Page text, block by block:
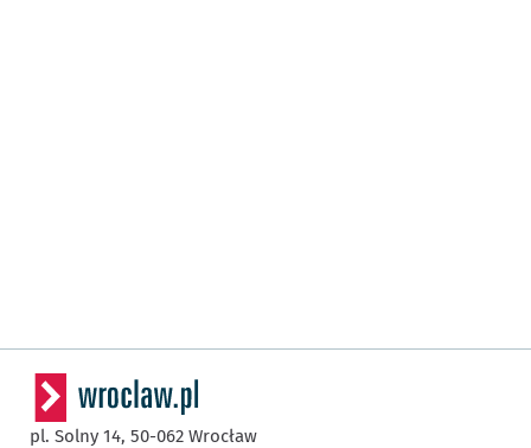
pl. Solny 14, 50-062 Wrocław